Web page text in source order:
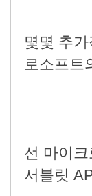
몇몇 추
로소프트
선 마이
서블릿